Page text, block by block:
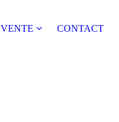
VENTE CONTACT